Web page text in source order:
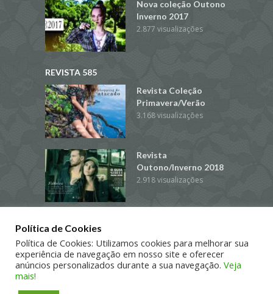
Nova coleção Outono
Inverno 2017
2.877 visualizações
REVISTA 585
Revista Coleção
Primavera/Verão
3.168 visualizações
Revista
Outono/Inverno 2018
2.918 visualizações
2018/2019
2.383 visualizações
Política de Cookies
Política de Cookies: Utilizamos cookies para melhorar sua
experiência de navegação em nosso site e oferecer
anúncios personalizados durante a sua navegação. Veja
mais!